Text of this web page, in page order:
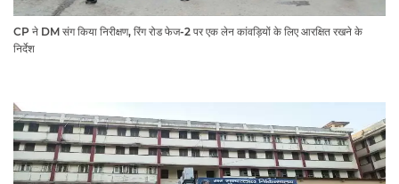
CP ने DM संग किया निरीक्षण, रिंग रोड फेज-2 पर एक लेन कांवड़ियों के लिए आरक्षित रखने के
निर्देश